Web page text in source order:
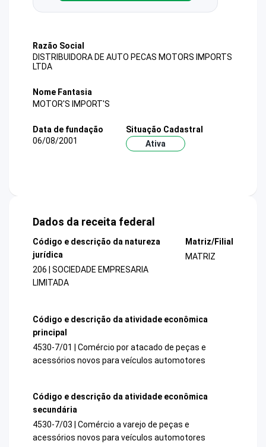
Razão Social
DISTRIBUIDORA DE AUTO PECAS MOTORS IMPORTS
LTDA
Nome Fantasia
MOTOR'S IMPORT'S
Data de fundação
06/08/2001
Situação Cadastral
Ativa
Dados da receita federal
Código e descrição da natureza
jurídica
206 | SOCIEDADE EMPRESARIA
LIMITADA
Matriz/Filial
MATRIZ
Código e descrição da atividade econômica
principal
4530-7/01 | Comércio por atacado de peças e
acessórios novos para veículos automotores
Código e descrição da atividade econômica
secundária
4530-7/03 | Comércio a varejo de peças e
acessórios novos para veículos automotores